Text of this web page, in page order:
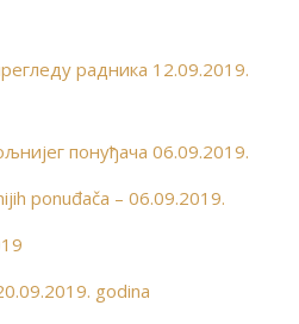
радника 12.09.2019.
понуђача 06.09.2019.
ponuđača – 06.09.2019.
godina